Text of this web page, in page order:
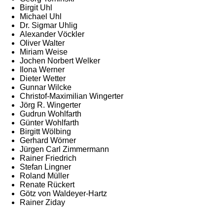
Birgit Uhl
Michael Uhl
Dr. Sigmar Uhlig
Alexander Vöckler
Oliver Walter
Miriam Weise
Jochen Norbert Welker
Ilona Werner
Dieter Wetter
Gunnar Wilcke
Christof-Maximilian Wingerter
Jörg R. Wingerter
Gudrun Wohlfarth
Günter Wohlfarth
Birgitt Wölbing
Gerhard Wörner
Jürgen Carl Zimmermann
Rainer Friedrich
Stefan Lingner
Roland Müller
Renate Rückert
Götz von Waldeyer-Hartz
Rainer Ziday